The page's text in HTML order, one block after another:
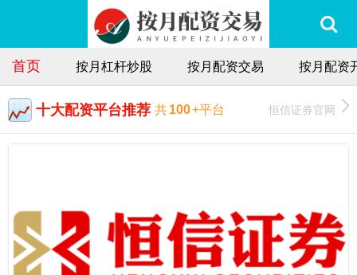
首页 按月杠杆炒股 按月配资交易 按月配资
十大配资平台推荐 共100+平台 恒信证券官网